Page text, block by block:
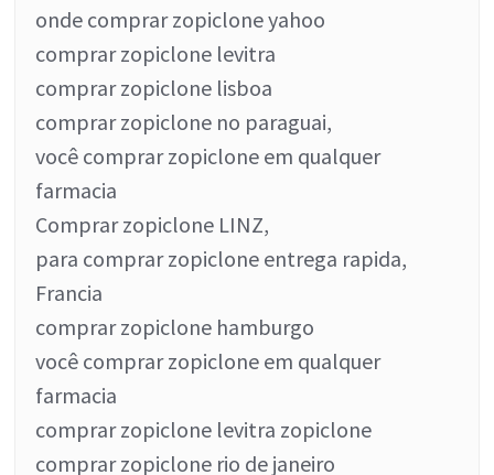
onde comprar zopiclone yahoo
comprar zopiclone levitra
comprar zopiclone lisboa
comprar zopiclone no paraguai,
você comprar zopiclone em qualquer
farmacia
Comprar zopiclone LINZ,
para comprar zopiclone entrega rapida,
Francia
comprar zopiclone hamburgo
você comprar zopiclone em qualquer
farmacia
comprar zopiclone levitra zopiclone
comprar zopiclone rio de janeiro